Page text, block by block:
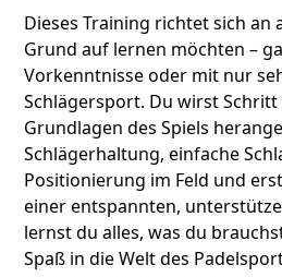
Dieses Training richtet sich an
Grund auf lernen möchten –
Vorkenntnisse oder mit nur
Schlägersport. Du wirst
Grundlagen des Spiels
Schlägerhaltung, einfache
Positionierung im Feld und
einer entspannten,
lernst du alles, was du
Spaß in die Welt des